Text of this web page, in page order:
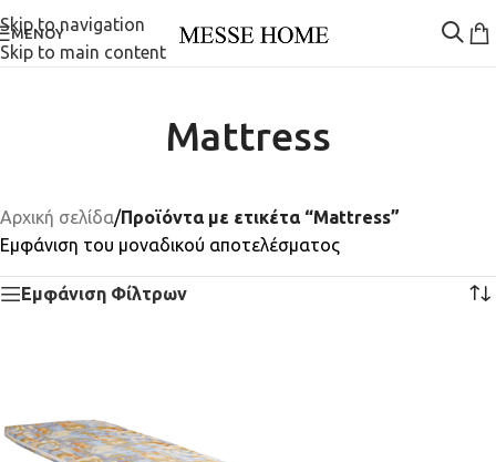
Skip to navigation
Skip to main content
ΜΕΝΟΎ
Mattress
Αρχική σελίδα/Προϊόντα με ετικέτα “Mattress”
Εμφάνιση του μοναδικού αποτελέσματος
Εμφάνιση Φίλτρων